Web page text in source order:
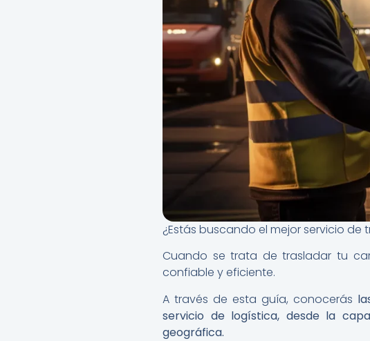
¿Estás buscando el mejor servicio
Cuando se trata de trasladar tu
confiable y eficiente.
A través de esta guía, conocerás
servicio de logística, desde la
geográfica.